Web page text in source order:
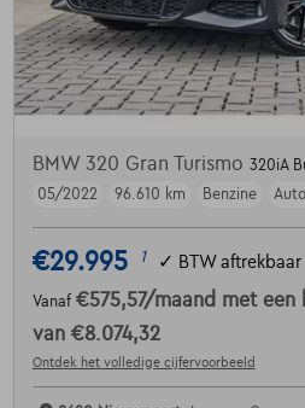
BMW 320 Gran Turismo 320iA
05/2022
96.610 km Benzine
€29.995 1 ✓ BTW aftrekbaar
Vanaf €575,57/maand met een
van €8.074,32
Ontdek het volledige cijfervoorbeeld